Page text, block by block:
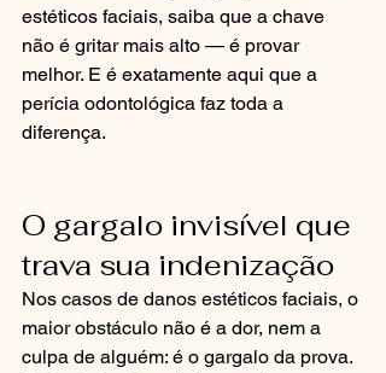
estéticos faciais, saiba que a chave
não é gritar mais alto — é provar
melhor. E é exatamente aqui que a
perícia odontológica faz toda a
diferença.
O gargalo invisível que
trava sua indenização
Nos casos de danos estéticos faciais, o
maior obstáculo não é a dor, nem a
culpa de alguém: é o gargalo da prova.